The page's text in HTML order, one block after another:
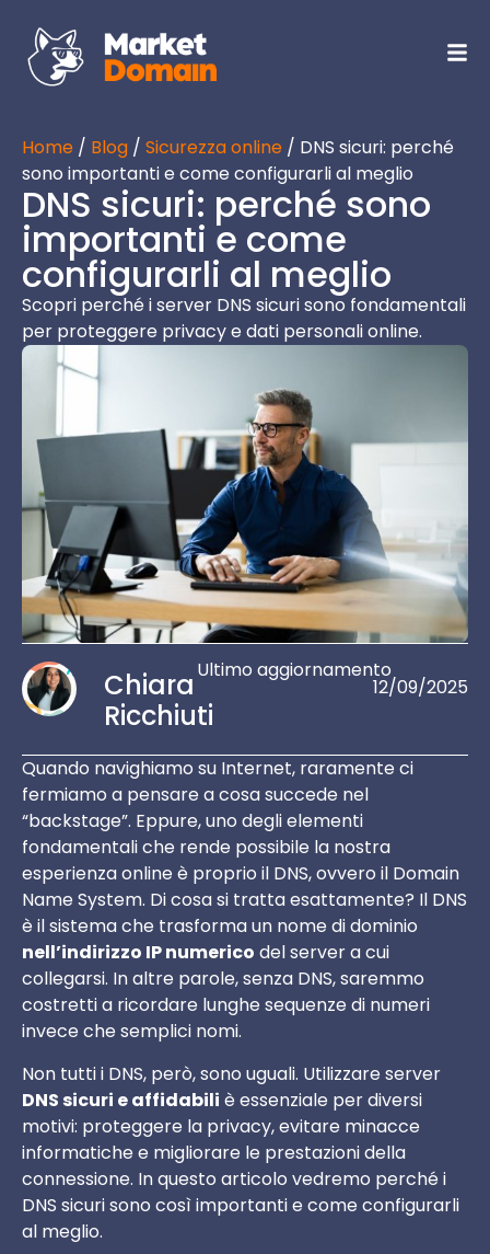
Home / Blog / Sicurezza online / DNS sicuri: perché
sono importanti e come configurarli al meglio
DNS sicuri: perché sono
importanti e come
configurarli al meglio
Scopri perché i server DNS sicuri sono fondamentali
per proteggere privacy e dati personali online.
Chiara
Ricchiuti
Ultimo aggiornamento
12/09/2025
Quando navighiamo su Internet, raramente ci
fermiamo a pensare a cosa succede nel
“backstage”. Eppure, uno degli elementi
fondamentali che rende possibile la nostra
esperienza online è proprio il DNS, ovvero il Domain
Name System. Di cosa si tratta esattamente? Il DNS
è il sistema che trasforma un nome di dominio
nell’indirizzo IP numerico del server a cui
collegarsi. In altre parole, senza DNS, saremmo
costretti a ricordare lunghe sequenze di numeri
invece che semplici nomi.
Non tutti i DNS, però, sono uguali. Utilizzare server
DNS sicuri e affidabili è essenziale per diversi
motivi: proteggere la privacy, evitare minacce
informatiche e migliorare le prestazioni della
connessione. In questo articolo vedremo perché i
DNS sicuri sono così importanti e come configurarli
al meglio.